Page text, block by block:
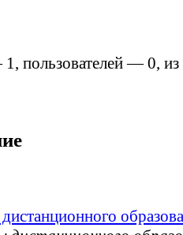
1, пользователей —0,